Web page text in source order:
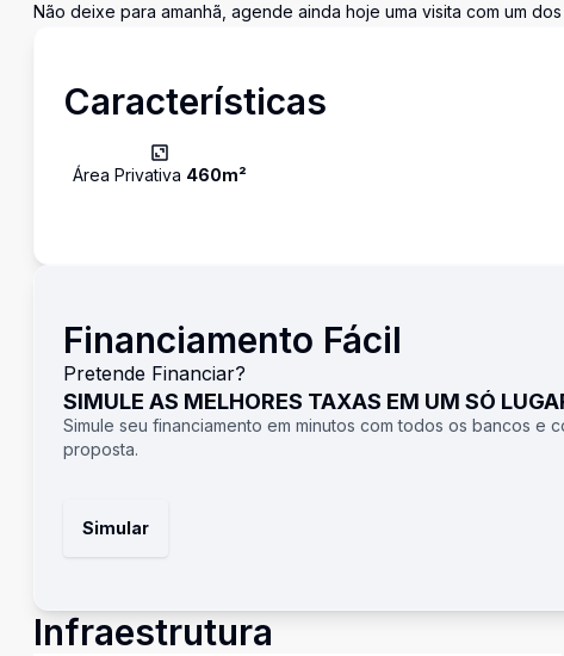
Não deixe para amanhã, agende ainda hoje uma visita com um
Características
Área Privativa 460m²
Financiamento Fácil
Pretende Financiar?
SIMULE AS MELHORES TAXAS EM UM SÓ
Simule seu financiamento em minutos com todos os bancos e
proposta.
Simular
Infraestrutura